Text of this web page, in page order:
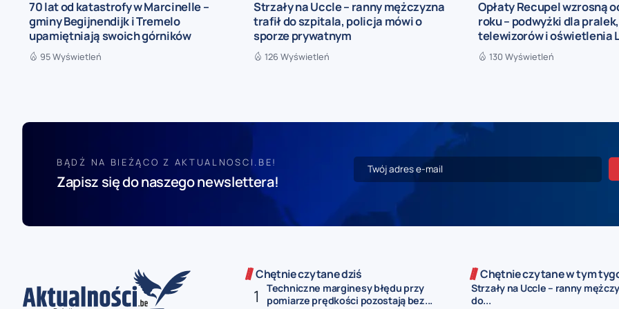
70 lat od katastrofy w Marcinelle –
gminy Begijnendijk i Tremelo
upamiętniają swoich górników
95 Wyświetleń
Strzały na Uccle – ranny mężczyzna
trafił do szpitala, policja mówi o
sporze prywatnym
126 Wyświetleń
Opłaty Recupel wzrosną
roku – podwyżki dla pralek,
telewizorów i oświetlenia
130 Wyświetleń
BĄDŹ NA BIEŻĄCO Z AKTUALNOSCI.BE!
Zapisz się do naszego newslettera!
Chętnie czytane dziś
Techniczne marginesy błędu przy
pomiarze prędkości pozostają bez...
Chętnie czytane w tym
Strzały na Uccle – ranny
do...